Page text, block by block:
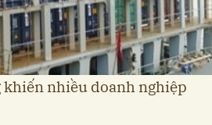
nhiều doanh nghiệp